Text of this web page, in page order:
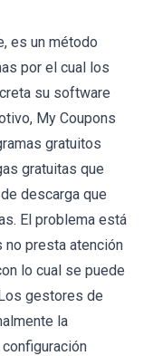
es un método
por el cual los
su software
My Coupons
gratuitos
gratuitas que
descarga que
El problema está
no presta atención
lo cual se puede
gestores de
la